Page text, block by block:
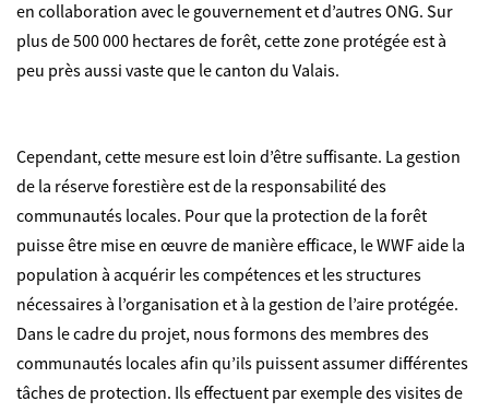
en collaboration avec le gouvernement et d’autres ONG. Sur
plus de 500 000 hectares de forêt, cette zone protégée est à
peu près aussi vaste que le canton du Valais.
Cependant, cette mesure est loin d’être suffisante. La gestion
de la réserve forestière est de la responsabilité des
communautés locales. Pour que la protection de la forêt
puisse être mise en œuvre de manière efficace, le WWF aide la
population à acquérir les compétences et les structures
nécessaires à l’organisation et à la gestion de l’aire protégée.
Dans le cadre du projet, nous formons des membres des
communautés locales afin qu’ils puissent assumer différentes
tâches de protection. Ils effectuent par exemple des visites de